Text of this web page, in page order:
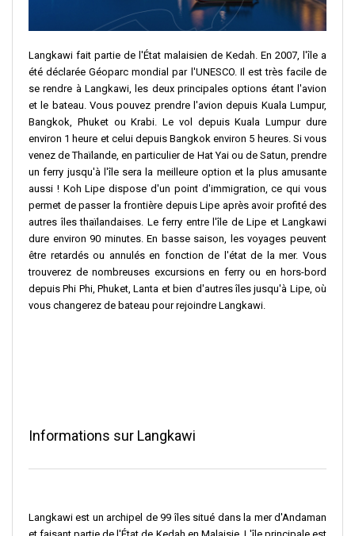
Langkawi fait partie de l'État malaisien de Kedah. En 2007, l'île a
été déclarée Géoparc mondial par l'UNESCO. Il est très facile de
se rendre à Langkawi, les deux principales options étant l'avion
et le bateau. Vous pouvez prendre l'avion depuis Kuala Lumpur,
Bangkok, Phuket ou Krabi. Le vol depuis Kuala Lumpur dure
environ 1 heure et celui depuis Bangkok environ 5 heures. Si vous
venez de Thaïlande, en particulier de Hat Yai ou de Satun, prendre
un ferry jusqu'à l'île sera la meilleure option et la plus amusante
aussi ! Koh Lipe dispose d'un point d'immigration, ce qui vous
permet de passer la frontière depuis Lipe après avoir profité des
autres îles thaïlandaises. Le ferry entre l'île de Lipe et Langkawi
dure environ 90 minutes. En basse saison, les voyages peuvent
être retardés ou annulés en fonction de l'état de la mer. Vous
trouverez de nombreuses excursions en ferry ou en hors-bord
depuis Phi Phi, Phuket, Lanta et bien d'autres îles jusqu'à Lipe, où
vous changerez de bateau pour rejoindre Langkawi.
Informations sur Langkawi
Langkawi est un archipel de 99 îles situé dans la mer d'Andaman